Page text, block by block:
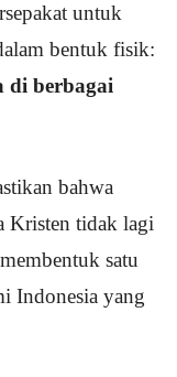
untuk
bentuk fisik:
di berbagai
bahwa
Kristen tidak lagi
satu
Indonesia yang